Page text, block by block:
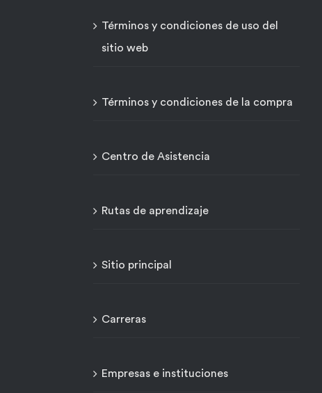
Términos y condiciones de uso del
sitio web
Términos y condiciones de la compra
Centro de Asistencia
Rutas de aprendizaje
Sitio principal
Carreras
Empresas e instituciones